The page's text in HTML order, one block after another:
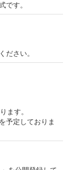
です。
ださい。
ます。
予定しておりま